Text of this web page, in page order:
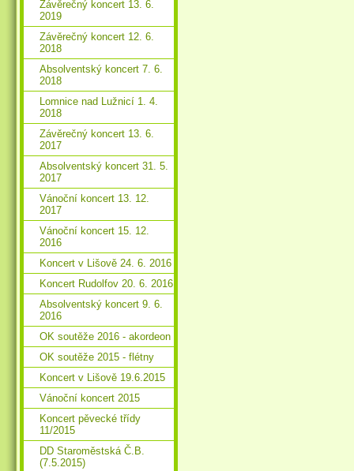
Závěrečný koncert 13. 6.
2019
Závěrečný koncert 12. 6.
2018
Absolventský koncert 7. 6.
2018
Lomnice nad Lužnicí 1. 4.
2018
Závěrečný koncert 13. 6.
2017
Absolventský koncert 31. 5.
2017
Vánoční koncert 13. 12.
2017
Vánoční koncert 15. 12.
2016
Koncert v Lišově 24. 6. 2016
Koncert Rudolfov 20. 6. 2016
Absolventský koncert 9. 6.
2016
OK soutěže 2016 - akordeon
OK soutěže 2015 - flétny
Koncert v Lišově 19.6.2015
Vánoční koncert 2015
Koncert pěvecké třídy
11/2015
DD Staroměstská Č.B.
(7.5.2015)